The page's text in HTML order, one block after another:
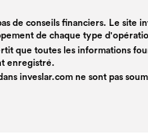
de conseils financiers. Le site
de chaque type
que toutes les informations
enregistré.
inveslar.com ne sont pas